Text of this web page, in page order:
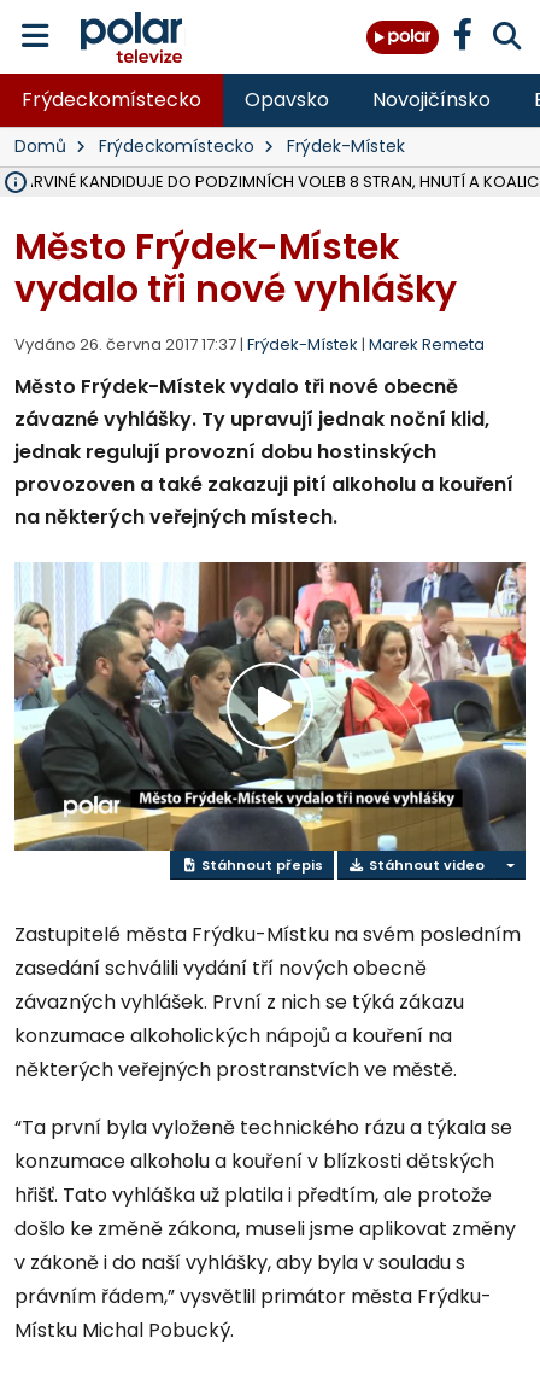
Frýdeckomístecko Opavsko Novojičínsko
Domů Frýdeckomístecko Frýdek-Místek
V KARVINÉ KANDIDUJE DO PODZIMNÍCH VOLEB 8 STRAN, HNUTÍ A KOALIC
Město Frýdek-Místek
vydalo tři nové vyhlášky
Vydáno 26. června 2017 17:37 | Frýdek-Místek | Marek Remeta
Město Frýdek-Místek vydalo tři nové obecně
závazné vyhlášky. Ty upravují jednak noční klid,
jednak regulují provozní dobu hostinských
provozoven a také zakazuji pití alkoholu a kouření
na některých veřejných místech.
Přehrát
video
Stáhnout přepis Stáhnout video
Zastupitelé města Frýdku-Místku na svém posledním
zasedání schválili vydání tří nových obecně
závazných vyhlášek. První z nich se týká zákazu
konzumace alkoholických nápojů a kouření na
některých veřejných prostranstvích ve městě.
“Ta první byla vyloženě technického rázu a týkala se
konzumace alkoholu a kouření v blízkosti dětských
hřišť. Tato vyhláška už platila i předtím, ale protože
došlo ke změně zákona, museli jsme aplikovat změny
v zákoně i do naší vyhlášky, aby byla v souladu s
právním řádem,” vysvětlil primátor města Frýdku-
Místku Michal Pobucký.